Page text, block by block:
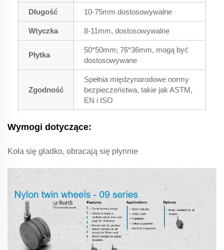
Długość 10-75mm dostosowywalne
Wtyczka 8-11mm, dostosowywalne
Płytka
50*50mm; 76*36mm, mogą być
dostosowywane
Zgodność
Spełnia międzynarodowe normy
bezpieczeństwa, takie jak ASTM,
EN i ISO
Wymogi dotyczące:
Koła się gładko, obracają się płynnie